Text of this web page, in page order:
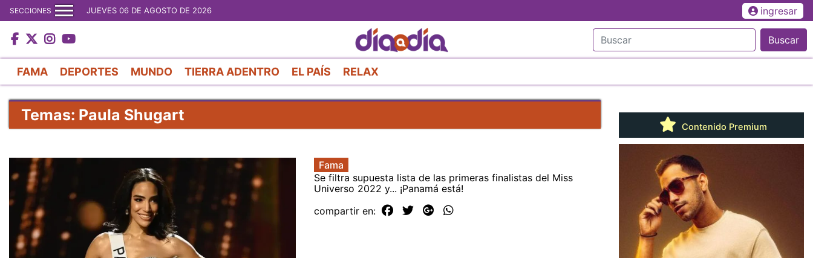
al
contenido
principal
SECCIONES JUEVES 06 DE AGOSTO DE 2026 ingresar
Buscar
FAMA DEPORTES MUNDO TIERRA ADENTRO EL PAÍS RELAX
Temas: Paula Shugart
Fama
Se filtra supuesta lista de las primeras finalistas del Miss
Universo 2022 y... ¡Panamá está!
compartir en:
Contenido Premium